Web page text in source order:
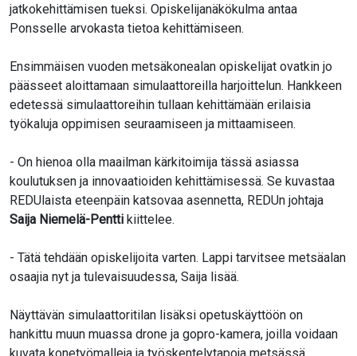
jatkokehittämisen tueksi. Opiskelijanäkökulma antaa
Ponsselle arvokasta tietoa kehittämiseen.
Ensimmäisen vuoden metsäkonealan opiskelijat ovatkin jo
päässeet aloittamaan simulaattoreilla harjoittelun. Hankkeen
edetessä simulaattoreihin tullaan kehittämään erilaisia
työkaluja oppimisen seuraamiseen ja mittaamiseen.
- On hienoa olla maailman kärkitoimija tässä asiassa
koulutuksen ja innovaatioiden kehittämisessä. Se kuvastaa
REDUlaista eteenpäin katsovaa asennetta, REDUn johtaja
Saija Niemelä-Pentti kiittelee.
- Tätä tehdään opiskelijoita varten. Lappi tarvitsee metsäalan
osaajia nyt ja tulevaisuudessa, Saija lisää.
Näyttävän simulaattoritilan lisäksi opetuskäyttöön on
hankittu muun muassa drone ja gopro-kamera, joilla voidaan